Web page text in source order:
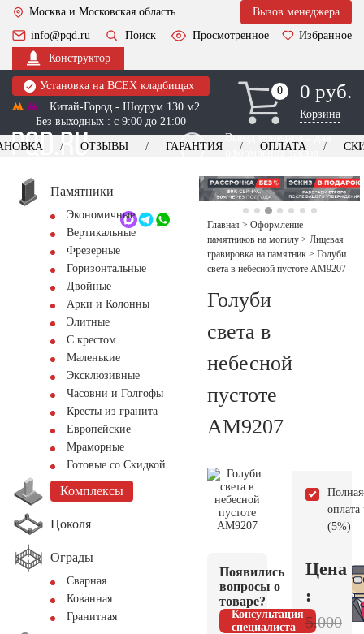
Москва и Московская область
Вызов менеджера
info@pqd.ru
Поиск Просмотренное
Избранное
Конструктор
Установка на ВСЕХ кладбищах
Китай-Город - Шоурум 130 м2
Без выходных : с 9:00 до 21:00
0
0 0 руб.
Корзина
Выезд менеджера для
оформления заказа
+7 (495) 518-44-23
Обратный звонок
ОТЗЫВЫ ГАРАНТИЯ ОПЛАТА
Памятники
Экономичные
Вертикальные
Фрезерные
Горизонтальные
Двойные
Арки и Колонны
Элитные
С крестом
Маленькие
Эксклюзивные
Часовни и Голгофы
Кресты из гранита
Европейские
Мраморные
Готовые со Скидкой
Комплексы
Цоколя
Ограды
Сварная
Кованная
Гранитная
Главная > Оформление
памятников на могилу > Лицевая
гравировка на памятник > Голуби
света в небесной пустоте AM9207
Голуби
света в
небесной
пустоте
AM9207
Появились
вопросы о
товаре?
Консультация
специалиста
Полная
оплата
(5%)
Цена
:
5.000